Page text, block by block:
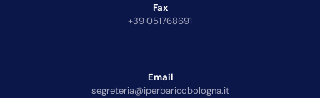
Fax
+39 051768691
Email
segreteria@iperbaricobologna.it